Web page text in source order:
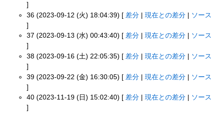
]
36 (2023-09-12 (火) 18:04:39) [ 差分 |現在との差分 | ソース
]
37 (2023-09-13 (水) 00:43:40) [ 差分 |現在との差分
ソース
]
38 (2023-09-16 (土) 22:05:35) [ 差分 |現在との差分
ソース
]
39 (2023-09-22 (金) 16:30:05) [ 差分 |現在との差分 | ソース
]
40 (2023-11-19 (日) 15:02:40) [ 差分 |現在との差分
ソース
]